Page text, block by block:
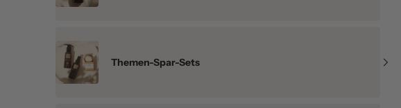
Themen-Spar-Sets